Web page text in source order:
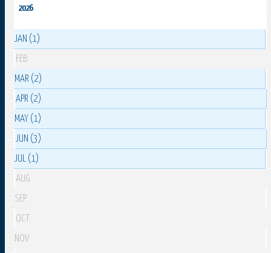
2026
JAN (1)
FEB
MAR (2)
APR (2)
MAY (1)
JUN (3)
JUL (1)
AUG
SEP
OCT
NOV